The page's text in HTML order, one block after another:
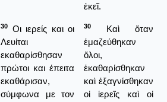
ἐκεῖ.
30
Οι ιερείς και οι
Λευίται
εκαθαρίσθησαν
πρώτοι και έπειτα
εκαθάρισαν,
σύμφωνα με τον
30
Καὶ ὅταν
ἐμαζεύθηκαν
ὅλοι,
ἐκαθαρίσθηκαν
καὶ ἑξαγνίσθηκαν
οἱ ἱερεῖς καὶ οἱ